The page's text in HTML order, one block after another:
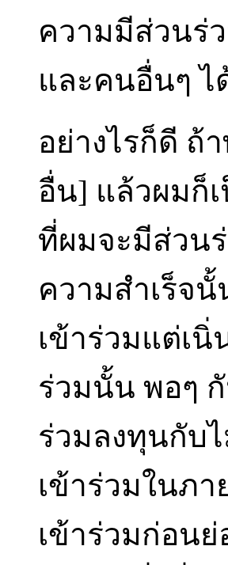
ความมีส่วนร่ว
และคนอื่นๆ ไ
อย่างไรก็ดี ถ้
อื่น] แล้วผมก็
ที่ผมจะมีส่วน
ความสำเร็จ
เข้าร่วมแต่เ
ร่วมนั้น พอๆ
ร่วมลงทุนกับ
เข้าร่วมในภ
เข้าร่วมก่อน